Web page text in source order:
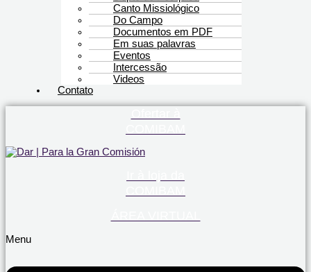
Canto Missiológico
Do Campo
Documentos em PDF
Em suas palavras
Eventos
Intercessão
Videos
Contato
Menu